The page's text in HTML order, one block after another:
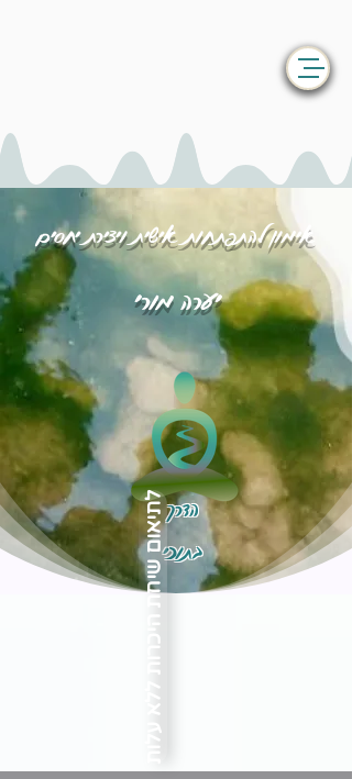
אימון להתפתחות אישית ויצירת יחסים
יערה מורי
הדרך
בתוכילתיאום שיחת היכרות ללא עלות